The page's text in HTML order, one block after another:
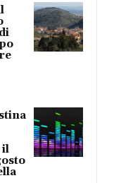
il